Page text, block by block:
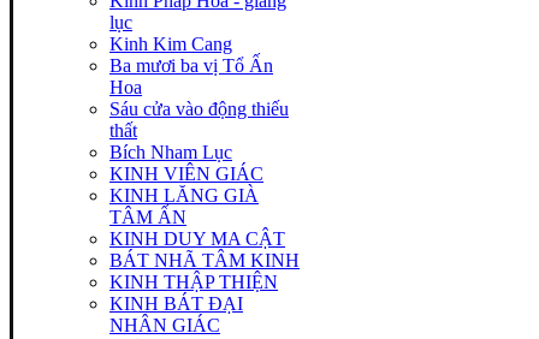
lục
Kinh Kim Cang
Ba mươi ba vị Tổ Ấn
Hoa
Sáu cửa vào động thiếu
thất
Bích Nham Lục
KINH VIÊN GIÁC
KINH LĂNG GIÀ
TÂM ẤN
KINH DUY MA CẬT
BÁT NHÃ TÂM KINH
KINH THẬP THIỆN
KINH BÁT ĐẠI
NHÂN GIÁC